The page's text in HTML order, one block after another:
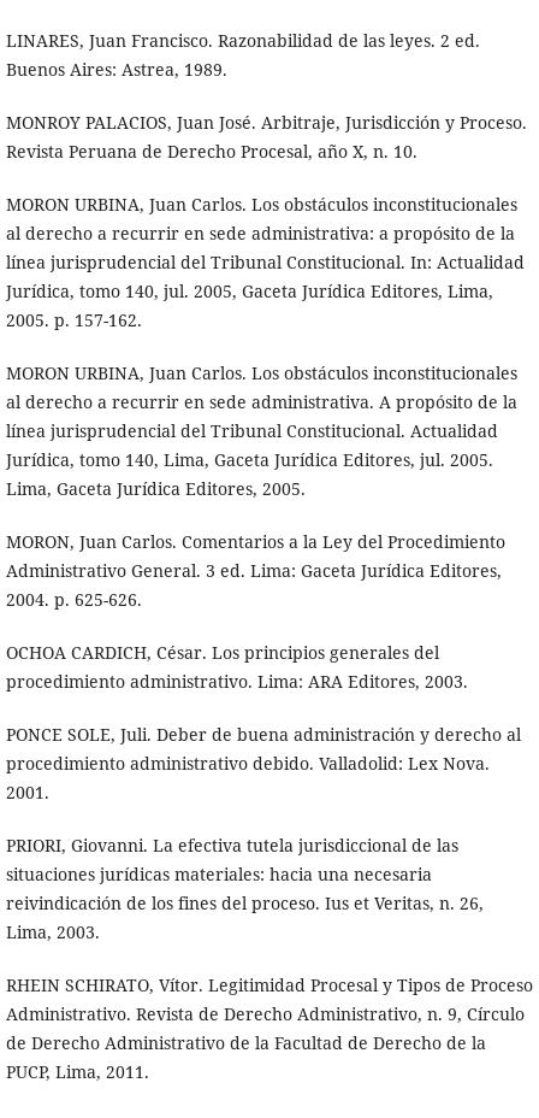
LINARES, Juan Francisco. Razonabilidad de las leyes. 2 ed.
Buenos Aires: Astrea, 1989.
MONROY PALACIOS, Juan José. Arbitraje, Jurisdicción y Proceso.
Revista Peruana de Derecho Procesal, año X, n. 10.
MORON URBINA, Juan Carlos. Los obstáculos inconstitucionales
al derecho a recurrir en sede administrativa: a propósito de la
línea jurisprudencial del Tribunal Constitucional. In: Actualidad
Jurídica, tomo 140, jul. 2005, Gaceta Jurídica Editores, Lima,
2005. p. 157-162.
MORON URBINA, Juan Carlos. Los obstáculos inconstitucionales
al derecho a recurrir en sede administrativa. A propósito de la
línea jurisprudencial del Tribunal Constitucional. Actualidad
Jurídica, tomo 140, Lima, Gaceta Jurídica Editores, jul. 2005.
Lima, Gaceta Jurídica Editores, 2005.
MORON, Juan Carlos. Comentarios a la Ley del Procedimiento
Administrativo General. 3 ed. Lima: Gaceta Jurídica Editores,
2004. p. 625-626.
OCHOA CARDICH, César. Los principios generales del
procedimiento administrativo. Lima: ARA Editores, 2003.
PONCE SOLE, Juli. Deber de buena administración y derecho al
procedimiento administrativo debido. Valladolid: Lex Nova.
2001.
PRIORI, Giovanni. La efectiva tutela jurisdiccional de las
situaciones jurídicas materiales: hacia una necesaria
reivindicación de los fines del proceso. Ius et Veritas, n. 26,
Lima, 2003.
RHEIN SCHIRATO, Vítor. Legitimidad Procesal y Tipos de Proceso
Administrativo. Revista de Derecho Administrativo, n. 9, Círculo
de Derecho Administrativo de la Facultad de Derecho de la
PUCP, Lima, 2011.